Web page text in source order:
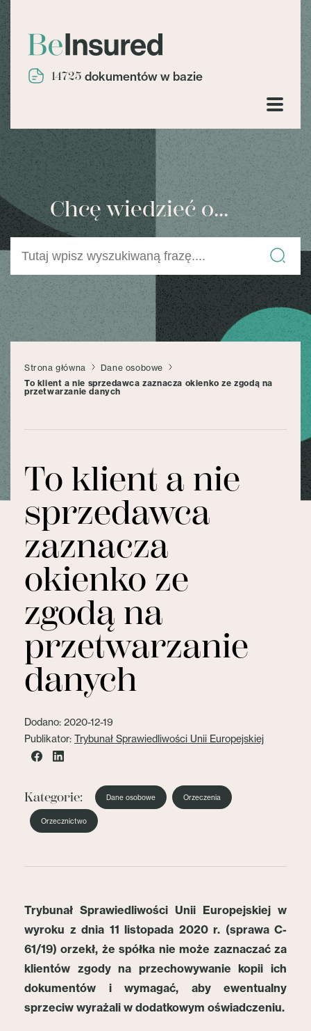
14725 dokumentów w bazie
Chcę wiedzieć o...
Strona główna
Dane osobowe
To klient a nie sprzedawca zaznacza okienko ze zgodą na
przetwarzanie danych
To klient a nie
sprzedawca
zaznacza
okienko ze
zgodą na
przetwarzanie
danych
Dodano: 2020-12-19
Publikator: Trybunał Sprawiedliwości Unii Europejskiej
Kategorie: Dane osobowe Orzeczenia
Orzecznictwo
Trybunał Sprawiedliwości Unii Europejskiej w
wyroku z dnia 11 listopada 2020 r. (sprawa C-
61/19) orzekł, że spółka nie może zaznaczać za
klientów zgody na przechowywanie kopii ich
dokumentów i wymagać, aby ewentualny
sprzeciw wyrażali w dodatkowym oświadczeniu.